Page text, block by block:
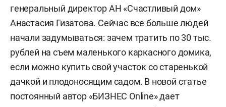
генеральный директор АН «Счастливый дом»
Анастасия Гизатова. Сейчас все больше людей
начали задумываться: зачем тратить по 30 тыс.
рублей на съем маленького каркасного домика,
если можно купить свой участок со старенькой
дачкой и плодоносящим садом. В новой статье
постоянный автор «БИЗНЕС Online» дает